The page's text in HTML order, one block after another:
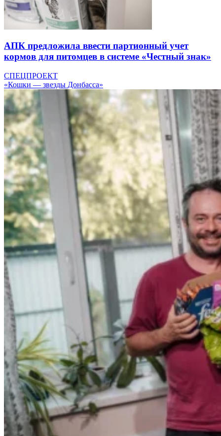
АПК предложила ввести партионный учет
кормов для питомцев в системе «Честный знак»
СПЕЦПРОЕКТ
«Кошки — звезды Донбасса»